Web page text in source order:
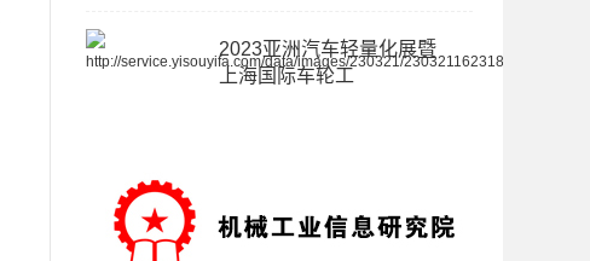
2023亚洲汽车轻量化展暨
上海国际车轮工